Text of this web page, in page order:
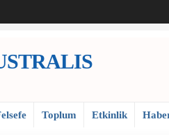
Toplum Etkinlik